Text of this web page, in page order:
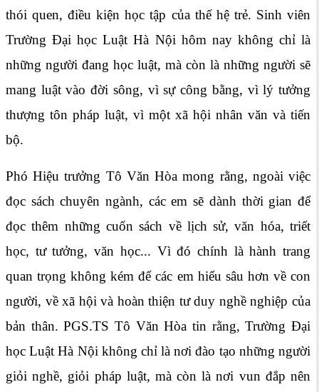
thói quen, điều kiện học tập của thế hệ trẻ. Sinh viên
Trường Đại học Luật Hà Nội hôm nay không chỉ là
những người đang học luật, mà còn là những người sẽ
mang luật vào đời sông, vì sự công bằng, vì lý tưởng
thượng tôn pháp luật, vì một xã hội nhân văn và tiến
bộ.
Phó Hiệu trưởng Tô Văn Hòa mong rằng, ngoài việc
đọc sách chuyên ngành, các em sẽ dành thời gian để
đọc thêm những cuốn sách về lịch sử, văn hóa, triết
học, tư tưởng, văn học... Vì đó chính là hành trang
quan trọng không kém để các em hiểu sâu hơn về con
người, về xã hội và hoàn thiện tư duy nghề nghiệp của
bản thân. PGS.TS Tô Văn Hòa tin rằng, Trường Đại
học Luật Hà Nội không chỉ là nơi đào tạo những người
giỏi nghề, giỏi pháp luật, mà còn là nơi vun đắp nên